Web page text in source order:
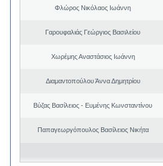
Φλώρος Νικόλαος Ιωάννη
Γαρουφαλιάς Γεώργιος Βασιλείου
Χωρέμης Αναστάσιος Ιωάννη
Διαμαντοπούλου Άννα Δημητρίου
Βύζας Βασίλειος - Ευμένης Κωνσταντίνου
Παπαγεωργόπουλος Βασίλειος Νικήτα